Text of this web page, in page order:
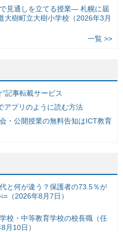
見通しを立てる授業— 札幌に届
大樹町立大樹小学校（2026年3月
一覧 >>
記事転載サービス
アプリのように読む方法
・公開授業の無料告知はICT教育
と何が違う？保護者の73.5％が
（2026年8月7日）
校・中等教育学校の校長職（任
月10日）